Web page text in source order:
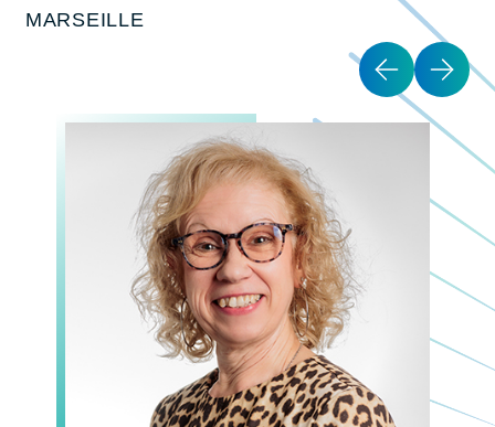
MARSEILLE